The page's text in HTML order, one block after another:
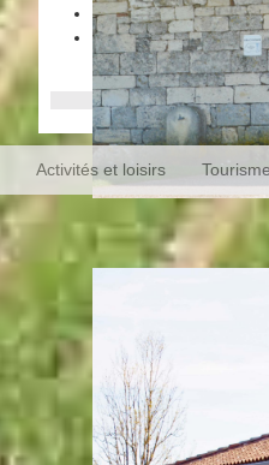
Activités et loisirs Tourisme